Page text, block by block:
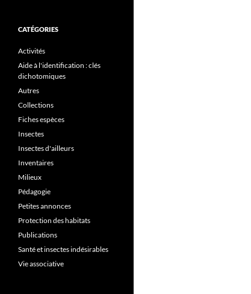
CATÉGORIES
Activités
Aide à l'identification : clés
dichotomiques
Autres
Collections
Fiches espèces
Insectes
Insectes d'ailleurs
Inventaires
Milieux
Pédagogie
Petites annonces
Protection des habitats
Publications
Santé et insectes indésirables
Vie associative